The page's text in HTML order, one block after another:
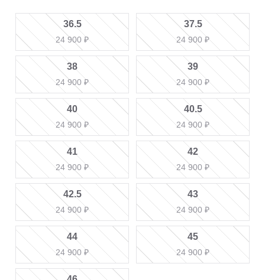
36.5
24 900 ₽
37.5
24 900 ₽
38
24 900 ₽
39
24 900 ₽
40
24 900 ₽
40.5
24 900 ₽
41
24 900 ₽
42
24 900 ₽
42.5
24 900 ₽
43
24 900 ₽
44
24 900 ₽
45
24 900 ₽